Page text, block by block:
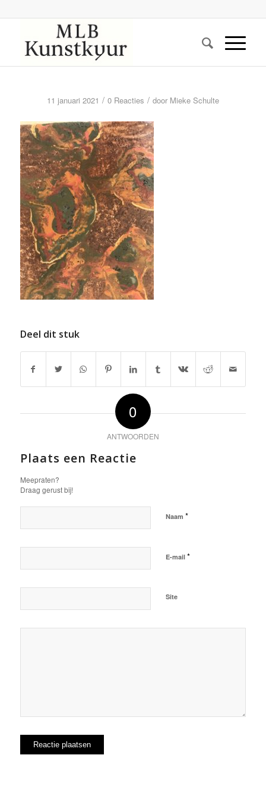
11 januari 2021 / 0 Reacties / door Mieke Schulte
Deel dit stuk
0
ANTWOORDEN
Plaats een Reactie
Meepraten?
Draag gerust bij!
Naam *
E-mail *
Site